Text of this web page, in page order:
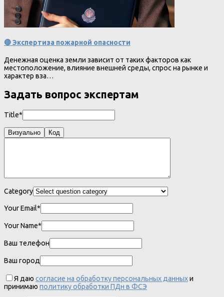
🔴 Экспертиза пожарной опасности
Денежная оценка земли зависит от таких факторов как
местоположение, влияние внешней среды, спрос на рынке и
характер вза…
Задать вопрос экспертам
Title*
Визуально Код
Category
Your Email*
Your Name*
Ваш телефон
Ваш город
Я даю согласие на обработку персональных данныхи
принимаю политику обработки ПДн в ФСЭ